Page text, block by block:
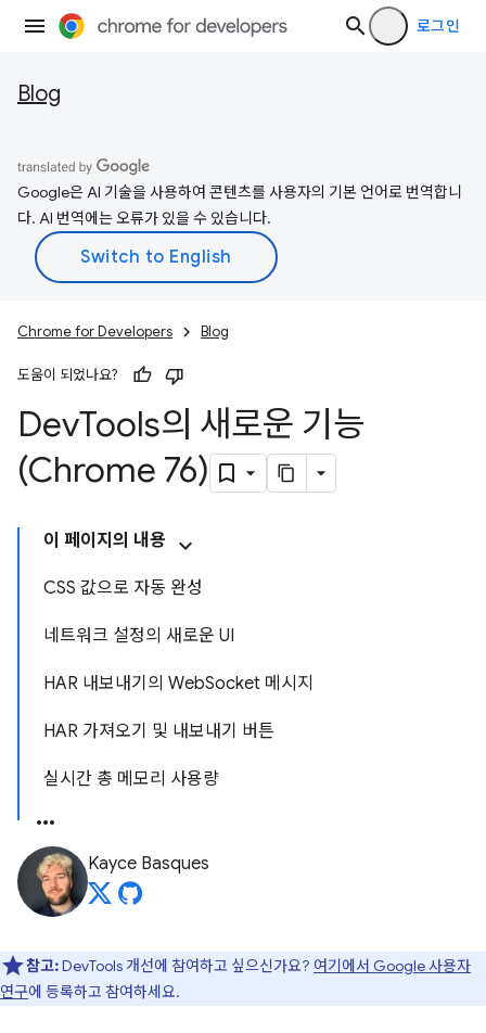
로그인
Blog
Google은 AI 기술을 사용하여 콘텐츠를 사용자의 기본 언어로 번역합니
다. AI 번역에는 오류가 있을 수 있습니다.
Chrome for Developers Blog
도움이 되었나요?
DevTools의 새로운 기능
(Chrome 76)
이 페이지의 내용
CSS 값으로 자동 완성
네트워크 설정의 새로운 UI
HAR 내보내기의 WebSocket 메시지
HAR 가져오기 및 내보내기 버튼
실시간 총 메모리 사용량
Kayce Basques
참고:DevTools 개선에 참여하고 싶으신가요? 여기에서 Google 사용자
연구에 등록하고 참여하세요.